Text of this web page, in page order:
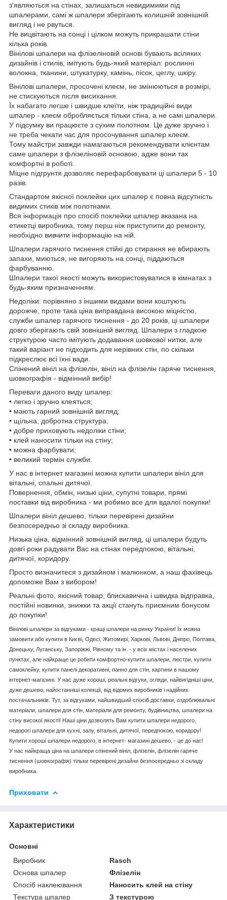
з'являються на стінах, залишаться невидимими під
шпалерами, самі ж шпалери зберігають колишній зовнішній
вигляд і не рвуться.
Не вицвітають на сонці і цілком можуть прикрашати стіни
кілька років.
Вінілові шпалери на флізеліновій основі бувають всіляких
дизайнів і стилів, імітують будь-який матеріал: рослинні
волокна, тканини, штукатурку, камінь, пісок, цеглу, шкіру.
Вінілові шпалери, просочені клеєм, не змінюються в розмірі,
не стискуються після висихання.
Їх набагато легше і швидше клеїти, ніж традиційні види
шпалер - клеєм обробляється тільки стіна, а не самі шпалери.
У підсумку ви працюєте з сухим полотном. Це дуже зручно і
не треба чекати час для просочування шпалер клеєм.
Тому майстри завжди намагаються рекомендувати клієнтам
саме шпалери з флізеліновій основою, адже вони так
комфортні в роботі.
Міцне підгрунтя дозволяє перефарбовувати ці шпалери 5 - 10
разів.
Стандартом якісної поклейки цих шпалер є повна відсутність
видимих стиків між полотнами.
Вся інформація про спосіб поклейки шпалер вказана на
етикетці виробника, тому перш ніж приступити до ремонту,
необхідно вивчити інформацію на ній.
Шпалери гарячого тиснення стійкі до стирання не вбирають
запахи, миються, не вигоряють на сонці, піддаються
фарбуванню.
Шпалери такої якості можуть використовуватися в кімнатах з
будь-яким призначенням.
Недоліки: порівняно з іншими видами вони коштують
дорожче, проте така ціна виправдана високою міцністю,
служби шпалер гарячого тиснення - до 20 років, ці шпалери
довго зберігають свій зовнішній вигляд. Шпалери з гладкою
структурою часто імітують додавання шовкової нитки, але
такий варіант не підходить для нерівних стін, по скільки
підкреслює всі їхні вади.
Спінений вініл на флізелін, вініл на флізелін гаряче тиснення,
шовкографія - відмінний вибір!
Переваги даного виду шпалер:
• легко і зручно клеяться;
• мають гарний зовнішній вигляд;
• щільна, добротна структура;
• добре приховують недоліки стіни;
• клей наносити тільки на стіну;
• можна фарбувати;
• великий термін служби.
У нас в інтернет магазині можна купити шпалери вініл для
вітальні, спальні дитячої.
Повернення, обмін, низькі ціни, супутні товари, прямі
поставки від виробника - ми робимо все для вдалої покупки!
Шпалери вініл дешево, тільки перевірені дизайни
безпосередньо зі складу виробника.
Низька ціна, відмінний зовнішній вигляд, ці шпалери будуть
довгі роки радувати Вас на стінах передпокою, вітальні,
дитячої, коридору.
Просто визначитеся з дизайном і малюнком, а наш фахівець
допоможе Вам з вибором!
Реальні фото, якісний товар, блискавична і швидка відправка,
постійні новинки, знижки та акції стануть приємним бонусом
до покупки!
Вінілові шпалери за відгуками - кращі шпалери на ринку України! Їх можна
замовити або купити в Києві, Одесі, Житомирі, Харкові, Львові, Дніпро, Полтава,
Донецьку, Луганську, Запоріжжі, Рівному та ін. - у всіх містах і населених
пунктах, але найкраще це робити комфортно-купити шпалери, люстри, купити
самоклейку, купити панелі декоративні, панно для стін, картини в нашому
інтернет-магазині. У нас дуже хороші, реальні відгуки, огляди, найвигідніші ціни,
дуже дешево, найостанніші колекції, від відомих виробників і надійних
постачальників. Тут, за відгуками, найшвидший спосіб доставки, оздоблювальні
матеріали, шпалери для стін, матеріали для ремонту, будівництва, шпалери на
стіну високої якості! Наші ціни дозволять Вам купити шпалери недорого,
недорогі шпалери для кухні, залу, вітальні, дитячої, передпокою, коридору!
Купити хороші шпалери недорого, в інтернет- магазині дешево, - це до нас!
У нас найкраща ціна на шпалери спінений вініл, флізелін, флізелін гаряче
тиснення (шовкографія) тільки перевірені дизайни безпосередньо зі складу
виробника.
Приховати
Характеристики
Основні
Виробник
Rasch
Основа шпалер
Флізелін
Спосіб наклеювання
Наносить клей на стіну
Текстура шпалер
З текстурою